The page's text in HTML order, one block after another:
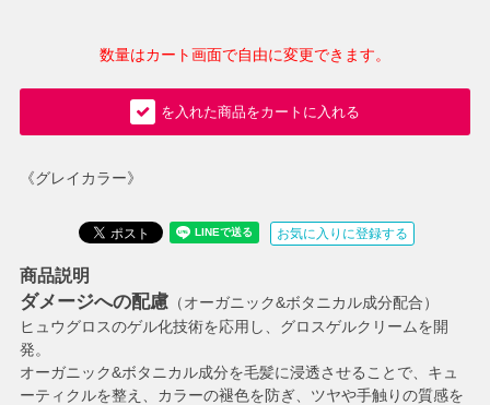
《グレイカラー》
数量はカート画面で自由に変更できます。
を入れた商品をカートに入れる
お気に入りに登録する
商品説明
ダメージへの配慮（オーガニック&ボタニカル成分配合）
ヒュウグロスのゲル化技術を応用し、グロスゲルクリームを開
発。
オーガニック&ボタニカル成分を毛髪に浸透させることで、キュ
ーティクルを整え、カラーの褪色を防ぎ、ツヤや手触りの質感を